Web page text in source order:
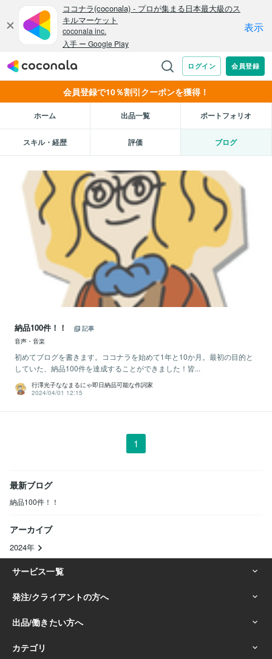
会員登録で10％割引クーポンを獲得！
ホーム 出品一覧 ポートフォリオ
スキル・経歴 評価 ブログ
納品100件！！
記事
音声・音楽
初めてブログを書きます。ココナラを始めて1年と10か月。最初の目的と
していた、納品100件を達成することができました！皆...
行澤光子ななまるにゃ即日納品可能な作詞家
2024/04/01 12:15
1
最新ブログ
納品100件！！
アーカイブ
2024年